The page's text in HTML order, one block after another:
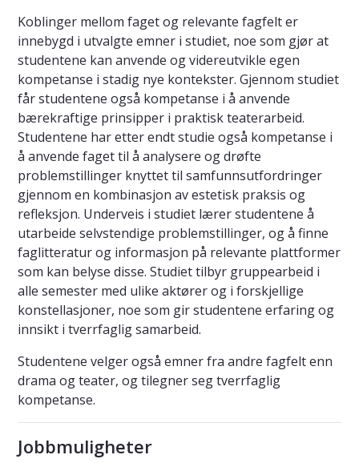
Koblinger mellom faget og relevante fagfelt er
innebygd i utvalgte emner i studiet, noe som gjør at
studentene kan anvende og videreutvikle egen
kompetanse i stadig nye kontekster. Gjennom studiet
får studentene også kompetanse i å anvende
bærekraftige prinsipper i praktisk teaterarbeid.
Studentene har etter endt studie også kompetanse i
å anvende faget til å analysere og drøfte
problemstillinger knyttet til samfunnsutfordringer
gjennom en kombinasjon av estetisk praksis og
refleksjon. Underveis i studiet lærer studentene å
utarbeide selvstendige problemstillinger, og å finne
faglitteratur og informasjon på relevante plattformer
som kan belyse disse. Studiet tilbyr gruppearbeid i
alle semester med ulike aktører og i forskjellige
konstellasjoner, noe som gir studentene erfaring og
innsikt i tverrfaglig samarbeid.
Studentene velger også emner fra andre fagfelt enn
drama og teater, og tilegner seg tverrfaglig
kompetanse.
Jobbmuligheter